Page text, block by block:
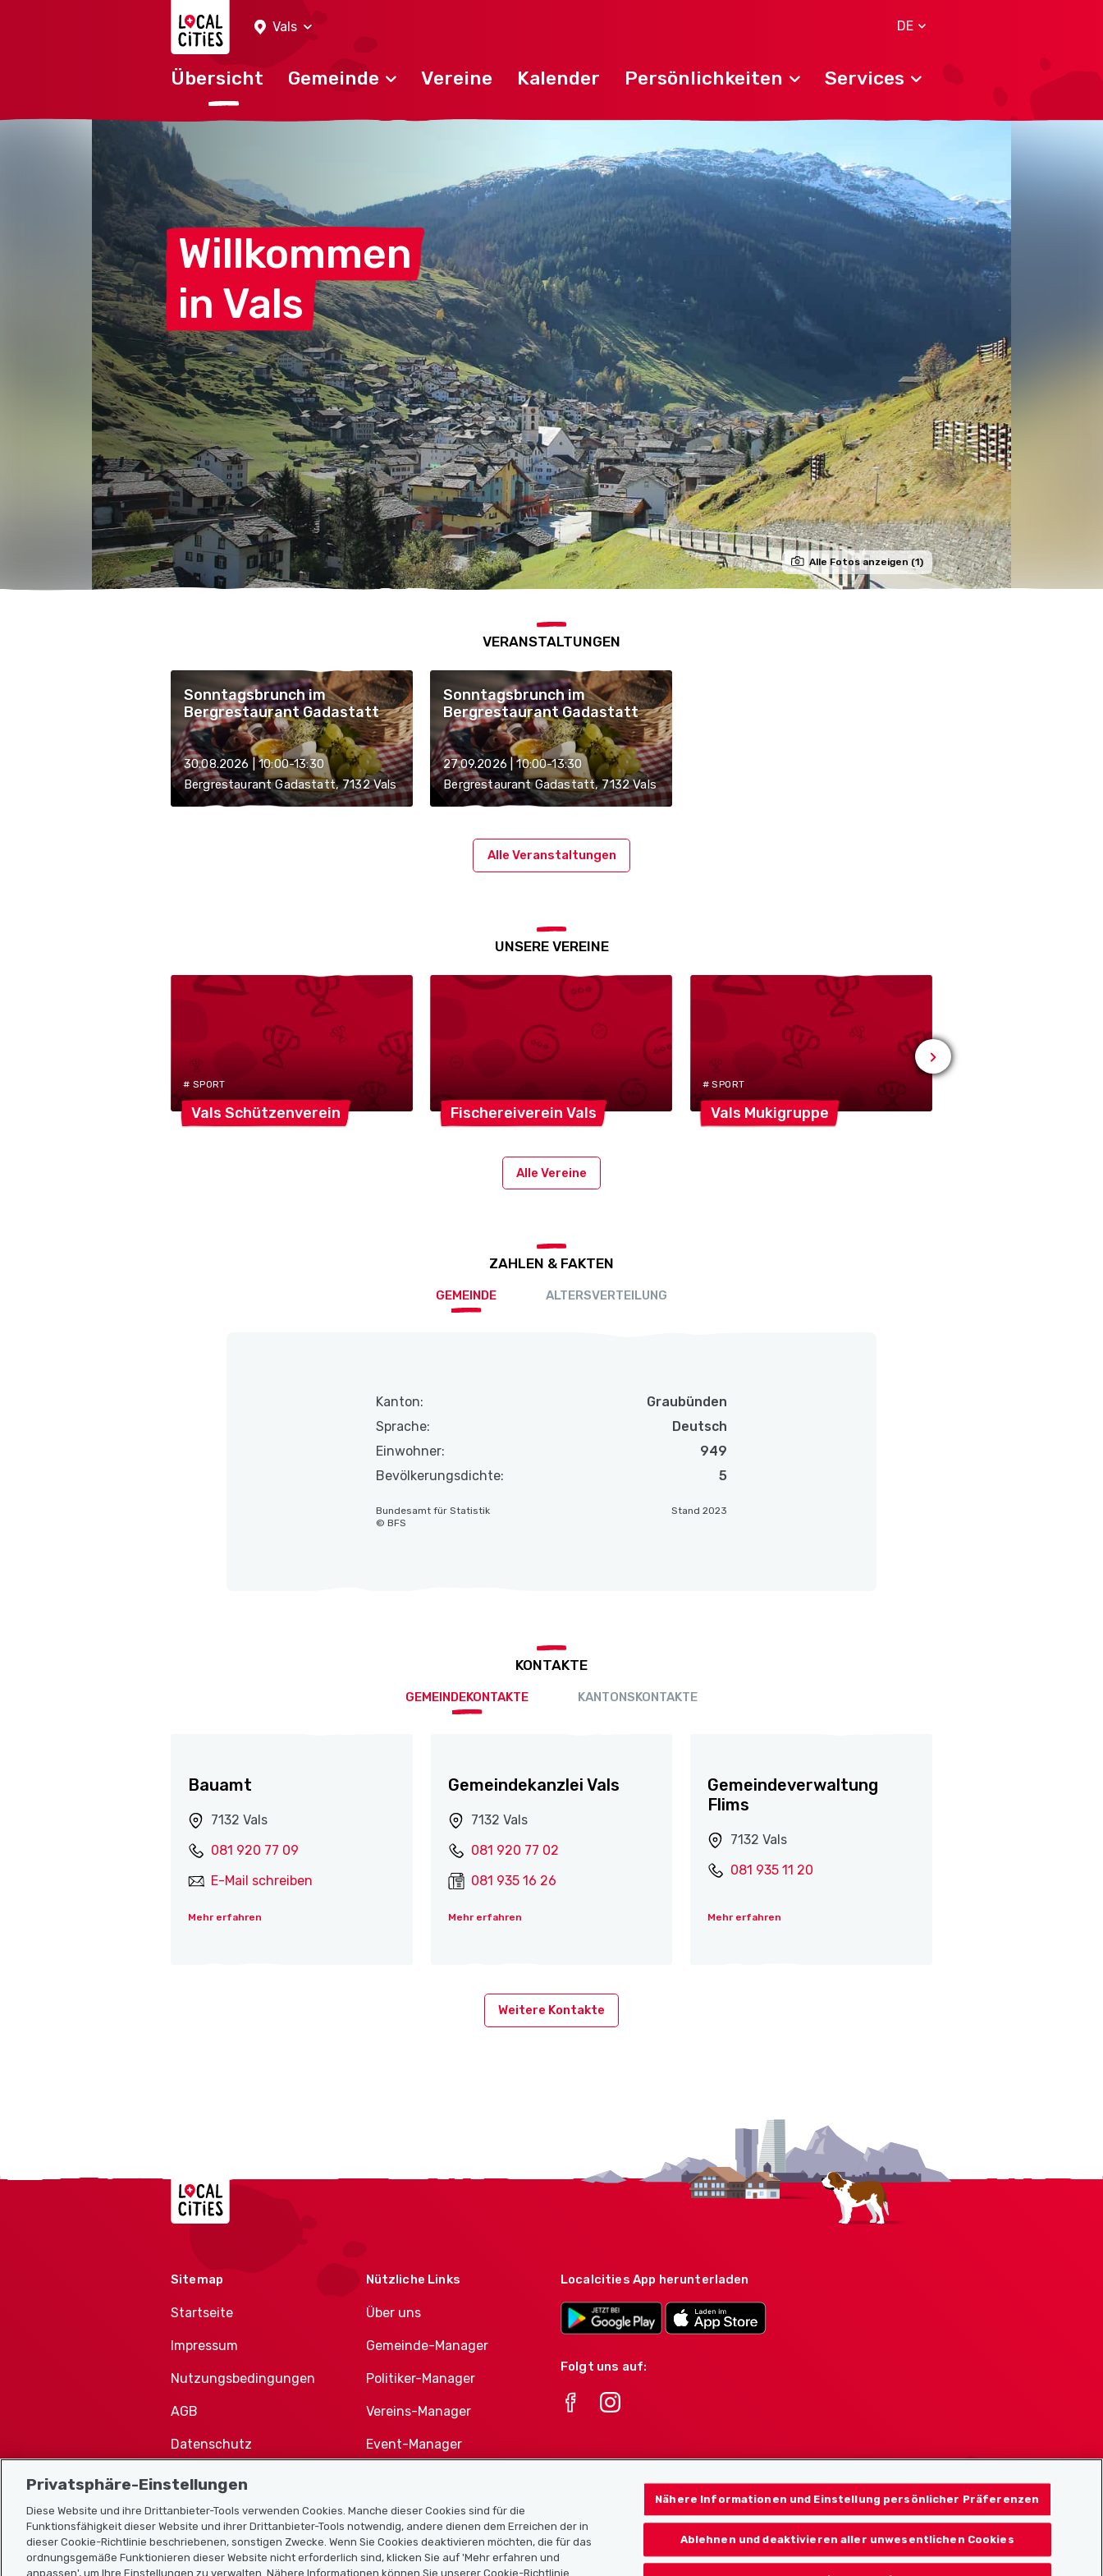
Vals
DE
Übersicht Gemeinde Vereine Kalender Persönlichkeiten Services
Willkommen
in Vals
Alle Fotos anzeigen (1)
VERANSTALTUNGEN
Sonntagsbrunch im
Bergrestaurant Gadastatt
30.08.2026 | 10:00-13:30
Bergrestaurant Gadastatt, 7132 Vals
Sonntagsbrunch im
Bergrestaurant Gadastatt
27.09.2026 | 10:00-13:30
Bergrestaurant Gadastatt, 7132 Vals
Alle Veranstaltungen
UNSERE VEREINE
# SPORT
Vals Schützenverein FischereivereinVals
# SPORT
Vals Mukigruppe
Alle Vereine
ZAHLEN & FAKTEN
GEMEINDE ALTERSVERTEILUNG
Kanton:
Graubünden
Sprache:
Deutsch
Einwohner:
949
Bevölkerungsdichte:
5
Stand 2023
Bundesamt für Statistik
© BFS
KONTAKTE
GEMEINDEKONTAKTE KANTONSKONTAKTE
Bauamt
7132 Vals
081 920 77 09
E-Mail schreiben
Mehr erfahren
Gemeindekanzlei Vals
7132 Vals
081 920 77 02
081 935 16 26
Mehr erfahren
Gemeindeverwaltung
Flims
7132 Vals
081 935 11 20
Mehr erfahren
Weitere Kontakte
Localcities
Sitemap
Startseite
Impressum
Nutzungsbedingungen
AGB
Datenschutz
Cookie-Richtlinie
Nützliche Links
Über uns
Gemeinde-Manager
Politiker-Manager
Vereins-Manager
Event-Manager
Vereine-Produktportfolio
Localcities App herunterladen
Folgt uns auf:
Privatsphäre-Einstellungen
Diese Website und ihre Drittanbieter-Tools verwenden Cookies. Manche dieser Cookies sind für die
Funktionsfähigkeit dieser Website und ihrer Drittanbieter-Tools notwendig, andere dienen dem Erreichen der in
dieser Cookie-Richtlinie beschriebenen, sonstigen Zwecke. Wenn Sie Cookies deaktivieren möchten, die für das
ordnungsgemäße Funktionieren dieser Website nicht erforderlich sind, klicken Sie auf 'Mehr erfahren und
anpassen', um Ihre Einstellungen zu verwalten. Nähere Informationen können Sie unserer Cookie-Richtlinie
Nähere Informationen und Einstellung persönlicher Präferenzen
Ablehnen und deaktivieren aller unwesentlichen Cookies